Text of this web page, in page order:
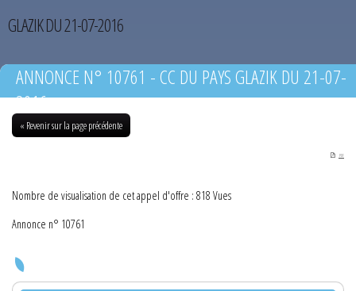
GLAZIK DU 21-07-2016
ANNONCE N° 10761 - CC DU PAYS GLAZIK DU 21-07-
2016
« Revenir sur la page précédente
PDF
Nombre de visualisation de cet appel d'offre : 818 Vues
Annonce n° 10761